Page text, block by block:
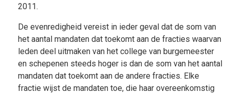
2011.
De evenredigheid vereist in ieder geval dat de som van
het aantal mandaten dat toekomt aan de fracties waarvan
leden deel uitmaken van het college van burgemeester
en schepenen steeds hoger is dan de som van het aantal
mandaten dat toekomt aan de andere fracties. Elke
fractie wijst de mandaten toe, die haar overeenkomstig